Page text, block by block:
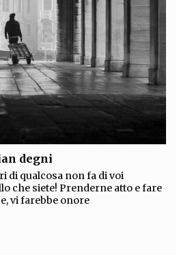
degni
di qualcosa non fa di voi
che siete! Prenderne atto e fare
vi farebbe onore